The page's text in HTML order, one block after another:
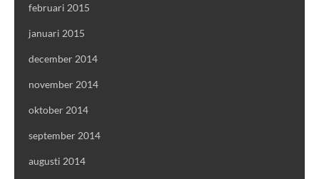
februari 2015
januari 2015
december 2014
november 2014
oktober 2014
september 2014
augusti 2014